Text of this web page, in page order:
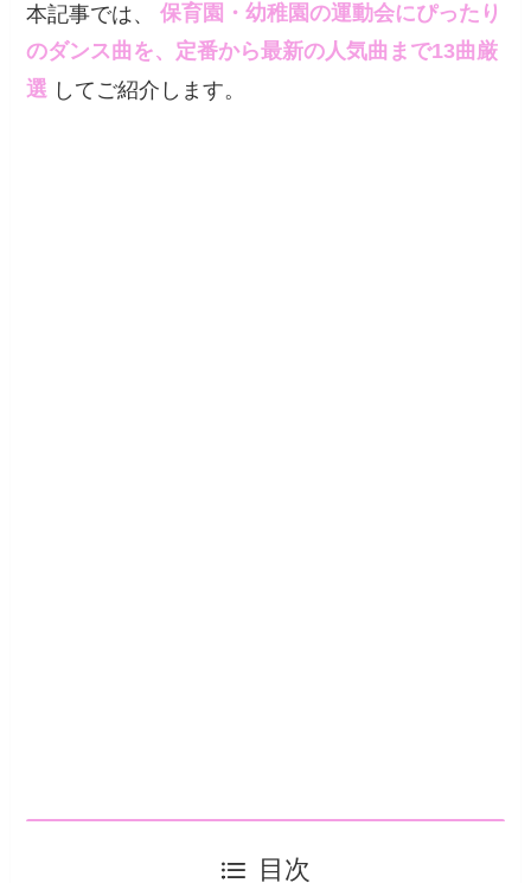
本記事では、
保育園・幼稚園の運動会にぴったり
のダンス曲を、定番から最新の人気曲まで13曲厳
選 してご紹介します。
目次